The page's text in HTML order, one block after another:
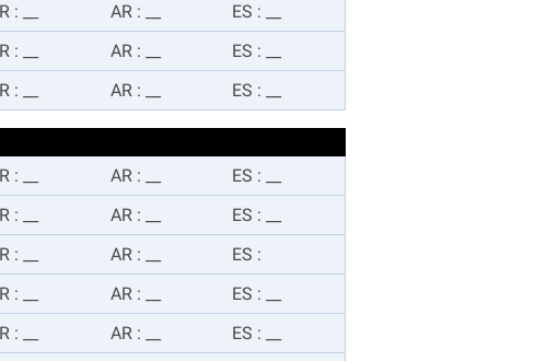
: AR : ES :
: AR : ES :
: AR : ES :
: AR : ES :
: AR : ES :
: AR : ES :
: AR : ES :
: AR : ES :